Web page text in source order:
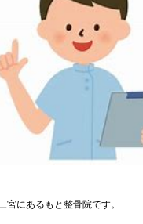
宮にあるもと整骨院です。